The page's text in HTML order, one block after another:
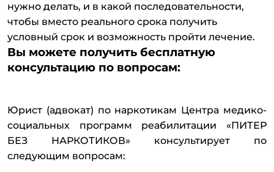
нужно делать, и в какой последовательности,
чтобы вместо реального срока получить
условный срок и возможность пройти лечение.
Вы можете получить бесплатную
консультацию по вопросам:
Юрист (адвокат) по наркотикам Центра медико-
социальных программ реабилитации «ПИТЕР
БЕЗ НАРКОТИКОВ» консультирует по
следующим вопросам: